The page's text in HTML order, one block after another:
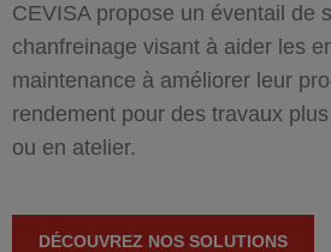
CEVISA propose un éventail de
chanfreinage visant à aider les
maintenance à améliorer leur
rendement pour des travaux
ou en atelier.
DÉCOUVREZ NOS SOLUTIONS